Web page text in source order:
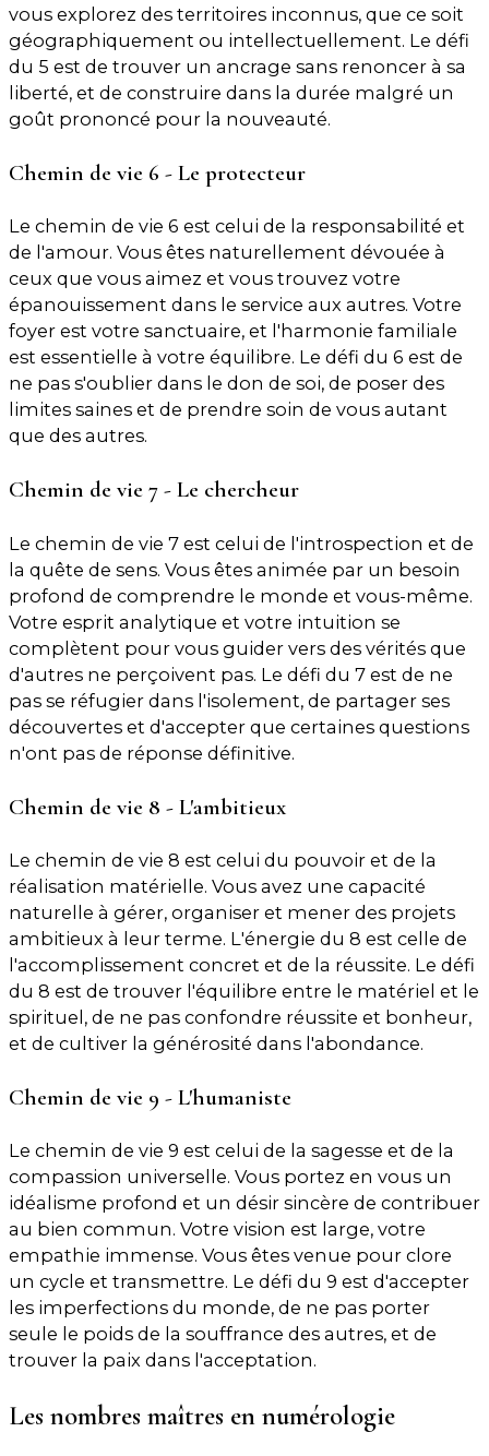
vous explorez des territoires inconnus, que ce soit
géographiquement ou intellectuellement. Le défi
du 5 est de trouver un ancrage sans renoncer à sa
liberté, et de construire dans la durée malgré un
goût prononcé pour la nouveauté.
Chemin de vie 6 - Le protecteur
Le chemin de vie 6 est celui de la responsabilité et
de l'amour. Vous êtes naturellement dévouée à
ceux que vous aimez et vous trouvez votre
épanouissement dans le service aux autres. Votre
foyer est votre sanctuaire, et l'harmonie familiale
est essentielle à votre équilibre. Le défi du 6 est de
ne pas s'oublier dans le don de soi, de poser des
limites saines et de prendre soin de vous autant
que des autres.
Chemin de vie 7 - Le chercheur
Le chemin de vie 7 est celui de l'introspection et de
la quête de sens. Vous êtes animée par un besoin
profond de comprendre le monde et vous-même.
Votre esprit analytique et votre intuition se
complètent pour vous guider vers des vérités que
d'autres ne perçoivent pas. Le défi du 7 est de ne
pas se réfugier dans l'isolement, de partager ses
découvertes et d'accepter que certaines questions
n'ont pas de réponse définitive.
Chemin de vie 8 - L'ambitieux
Le chemin de vie 8 est celui du pouvoir et de la
réalisation matérielle. Vous avez une capacité
naturelle à gérer, organiser et mener des projets
ambitieux à leur terme. L'énergie du 8 est celle de
l'accomplissement concret et de la réussite. Le défi
du 8 est de trouver l'équilibre entre le matériel et le
spirituel, de ne pas confondre réussite et bonheur,
et de cultiver la générosité dans l'abondance.
Chemin de vie 9 - L'humaniste
Le chemin de vie 9 est celui de la sagesse et de la
compassion universelle. Vous portez en vous un
idéalisme profond et un désir sincère de contribuer
au bien commun. Votre vision est large, votre
empathie immense. Vous êtes venue pour clore
un cycle et transmettre. Le défi du 9 est d'accepter
les imperfections du monde, de ne pas porter
seule le poids de la souffrance des autres, et de
trouver la paix dans l'acceptation.
Les nombres maîtres en numérologie